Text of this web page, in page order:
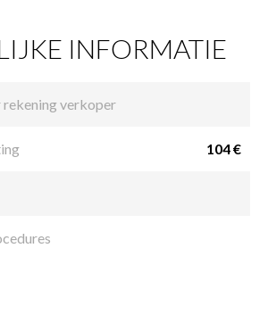
INFORMATIE
verkoper
104 €